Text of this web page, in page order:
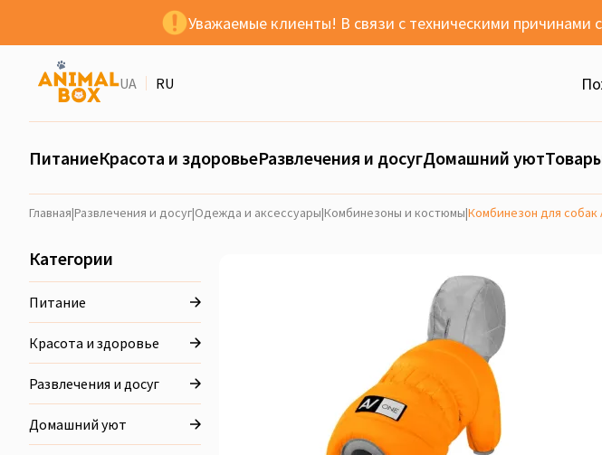
Уважаемые клиенты! В связи с техническими
UA RU
ПитаниеКрасота и здоровьеРазвлечения и досугДомашний уют
Главная|Развлечения и досуг|Одежда и аксессуары|Комбинезоны и костюмы|Комбинезон для собак
Категории
Питание
Красота и здоровье
Развлечения и досуг
Домашний уют